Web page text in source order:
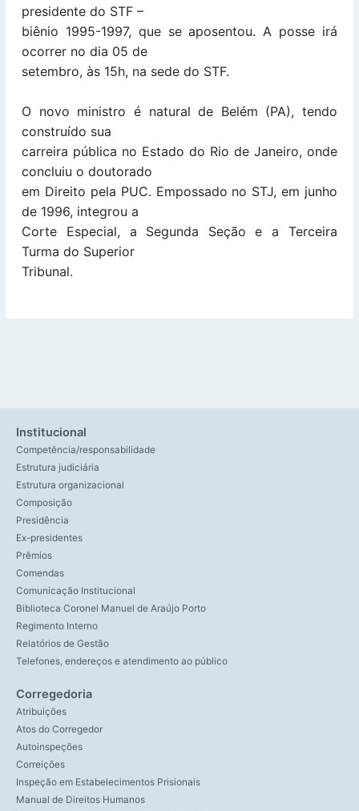
presidente do STF –
biênio 1995-1997, que se aposentou. A posse irá
ocorrer no dia 05 de
setembro, às 15h, na sede do STF.
O novo ministro é natural de Belém (PA), tendo
construído sua
carreira pública no Estado do Rio de Janeiro, onde
concluiu o doutorado
em Direito pela PUC. Empossado no STJ, em junho
de 1996, integrou a
Corte Especial, a Segunda Seção e a Terceira
Turma do Superior
Tribunal.
Institucional
Competência/responsabilidade
Estrutura judiciária
Estrutura organizacional
Composição
Presidência
Ex-presidentes
Prêmios
Comendas
Comunicação Institucional
Biblioteca Coronel Manuel de Araújo Porto
Regimento Interno
Relatórios de Gestão
Telefones, endereços e atendimento ao público
Corregedoria
Atribuições
Atos do Corregedor
Autoinspeções
Correições
Inspeção em Estabelecimentos Prisionais
Manual de Direitos Humanos